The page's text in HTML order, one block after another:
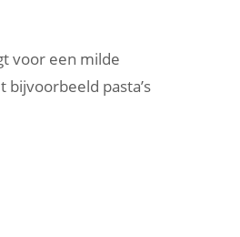
voor een milde
pasta’s